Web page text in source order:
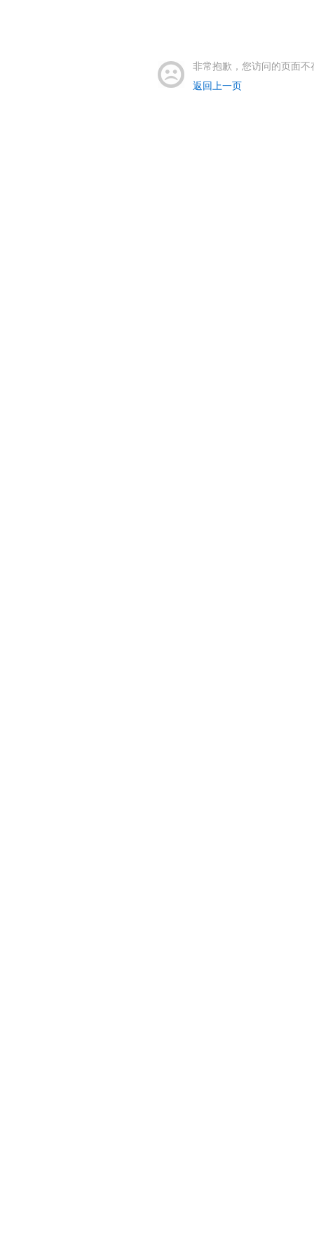
非常抱歉，您访问的页面
返回上一页